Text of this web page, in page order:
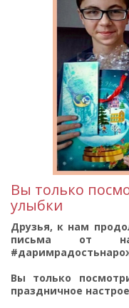
Вы только
улыбки
Друзья, к нам
письма от
Вы только
праздничное